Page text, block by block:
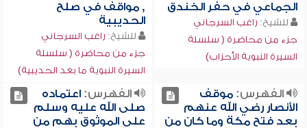
الجماعي في حفر الخندق
للشيخ: راغب السرجاني
جزء من محاضرة ( سلسلة
السيرة النبوية الأحزاب)
, مواقف في صلح
الحديبية
للشيخ: راغب السرجاني
جزء من محاضرة ( سلسلة
السيرة النبوية ما بعد الحديبية)
الفهرس:موقف
الأنصار رضي الله عنهم
بعد فتح مكة وما كان من
الفهرس:اعتماده
صلى الله عليه وسلم
على الموثوق بهم من